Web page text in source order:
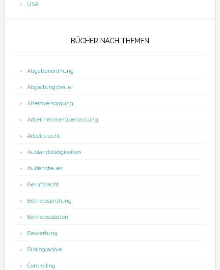
USA
BÜCHER NACH THEMEN
Abgabenordnung
Abgeltungsteuer
Altersversorgung
Arbeitnehmerüberlassung
Arbeitsrecht
Auslandstätigkeiten
Außensteuer
Berufsrecht
Betriebsprüfung
Betriebsstätten
Bewertung
Bibliographie
Controlling